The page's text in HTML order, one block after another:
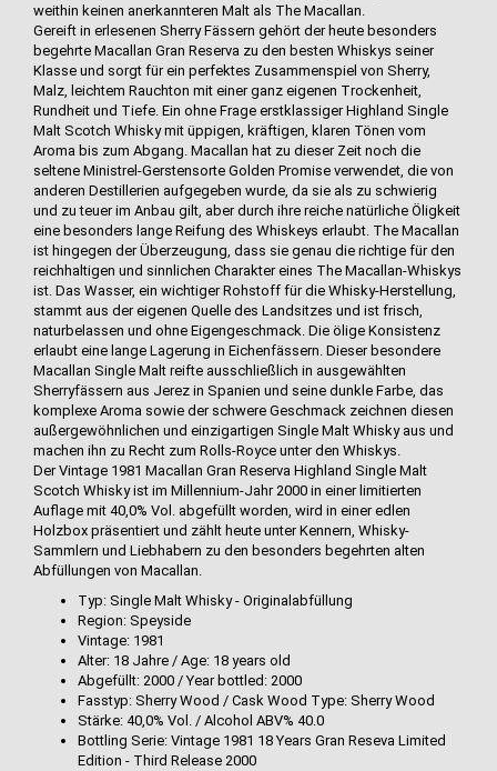
weithin keinen anerkannteren Malt als The Macallan.
Gereift in erlesenen Sherry Fässern gehört der heute besonders
begehrte Macallan Gran Reserva zu den besten Whiskys seiner
Klasse und sorgt für ein perfektes Zusammenspiel von Sherry,
Malz, leichtem Rauchton mit einer ganz eigenen Trockenheit,
Rundheit und Tiefe. Ein ohne Frage erstklassiger Highland Single
Malt Scotch Whisky mit üppigen, kräftigen, klaren Tönen vom
Aroma bis zum Abgang. Macallan hat zu dieser Zeit noch die
seltene Ministrel-Gerstensorte Golden Promise verwendet, die von
anderen Destillerien aufgegeben wurde, da sie als zu schwierig
und zu teuer im Anbau gilt, aber durch ihre reiche natürliche Öligkeit
eine besonders lange Reifung des Whiskeys erlaubt. The Macallan
ist hingegen der Überzeugung, dass sie genau die richtige für den
reichhaltigen und sinnlichen Charakter eines The Macallan-Whiskys
ist. Das Wasser, ein wichtiger Rohstoff für die Whisky-Herstellung,
stammt aus der eigenen Quelle des Landsitzes und ist frisch,
naturbelassen und ohne Eigengeschmack. Die ölige Konsistenz
erlaubt eine lange Lagerung in Eichenfässern. Dieser besondere
Macallan Single Malt reifte ausschließlich in ausgewählten
Sherryfässern aus Jerez in Spanien und seine dunkle Farbe, das
komplexe Aroma sowie der schwere Geschmack zeichnen diesen
außergewöhnlichen und einzigartigen Single Malt Whisky aus und
machen ihn zu Recht zum Rolls-Royce unter den Whiskys.
Der Vintage 1981 Macallan Gran Reserva Highland Single Malt
Scotch Whisky ist im Millennium-Jahr 2000 in einer limitierten
Auflage mit 40,0% Vol. abgefüllt worden, wird in einer edlen
Holzbox präsentiert und zählt heute unter Kennern, Whisky-
Sammlern und Liebhabern zu den besonders begehrten alten
Abfüllungen von Macallan.
Typ: Single Malt Whisky - Originalabfüllung
Region: Speyside
Vintage: 1981
Alter: 18 Jahre / Age: 18 years old
Abgefüllt: 2000 / Year bottled: 2000
Fasstyp: Sherry Wood / Cask Wood Type: Sherry Wood
Stärke: 40,0% Vol. / Alcohol ABV% 40.0
Bottling Serie: Vintage 1981 18 Years Gran Reseva Limited
Edition - Third Release 2000